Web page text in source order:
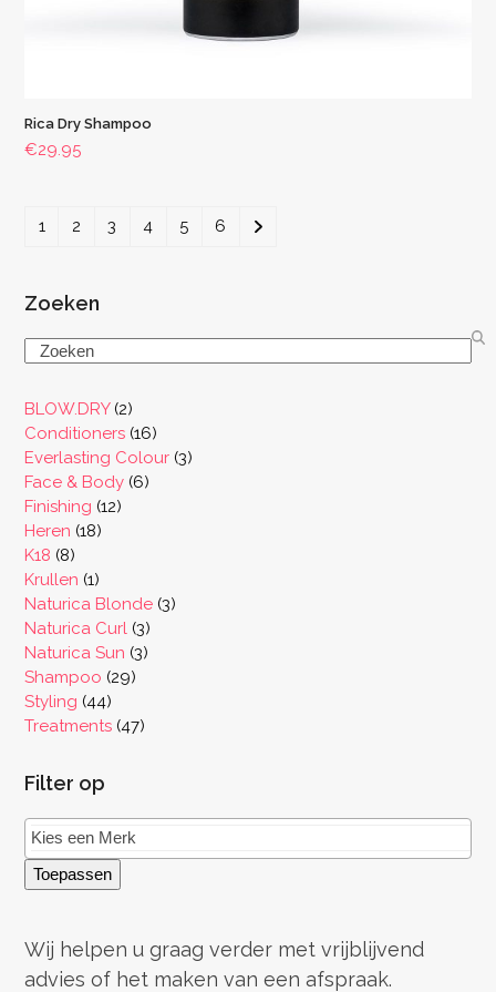
Rica Dry Shampoo
€29.95
1 2 3 4 5 6
Zoeken
Search
BLOW.DRY 22
producten
Conditioners 1616
producten
Everlasting Colour 33
Face & Body 66
Finishing 1212
Heren 1818
K18 88
producten
Krullen 11
product
Naturica Blonde 33
Naturica Curl 33
producten
Naturica Sun 33
Shampoo 2929
Styling 4444
producten
Treatments 4747
Filter op
Toepassen
Wij helpen u graag verder met vrijblijvend
advies of het maken van een afspraak.